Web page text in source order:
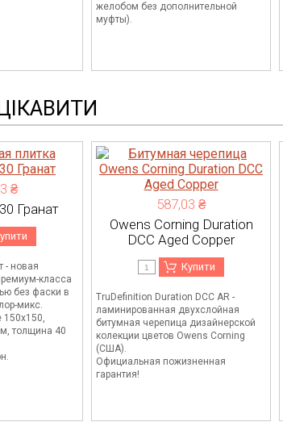
желобом без дополнительной
муфты).
₴
Гранат
- новая
класса
без фаски в
микс.
150х150,
толщина 40
587,03 ₴
Owens Corning Duration
DCC Aged Copper
Купити
TruDefinition Duration DCC AR -
ламинированная двухслойная
битумная черепица дизайнерской
колекции цветов Owens Corning
(США).
Официальная пожизненная
гарантия!